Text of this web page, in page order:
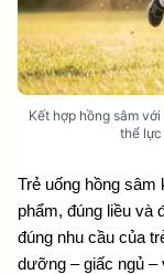
Kết hợp hồng sâm
thể lực
Trẻ uống hồng
phẩm, đúng liều và
đúng nhu cầu của
dưỡng – giấc ngủ –